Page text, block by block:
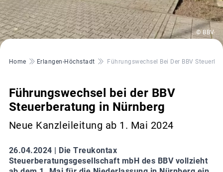
© BBV
Pfadnavigation
Home Erlangen-Höchstadt Führungswechsel Bei Der BBV
Führungswechsel bei der BBV
Steuerberatung in Nürnberg
Neue Kanzleileitung ab 1. Mai 2024
26.04.2024 | Die Treukontax
Steuerberatungsgesellschaft mbH des BBV vollzieht